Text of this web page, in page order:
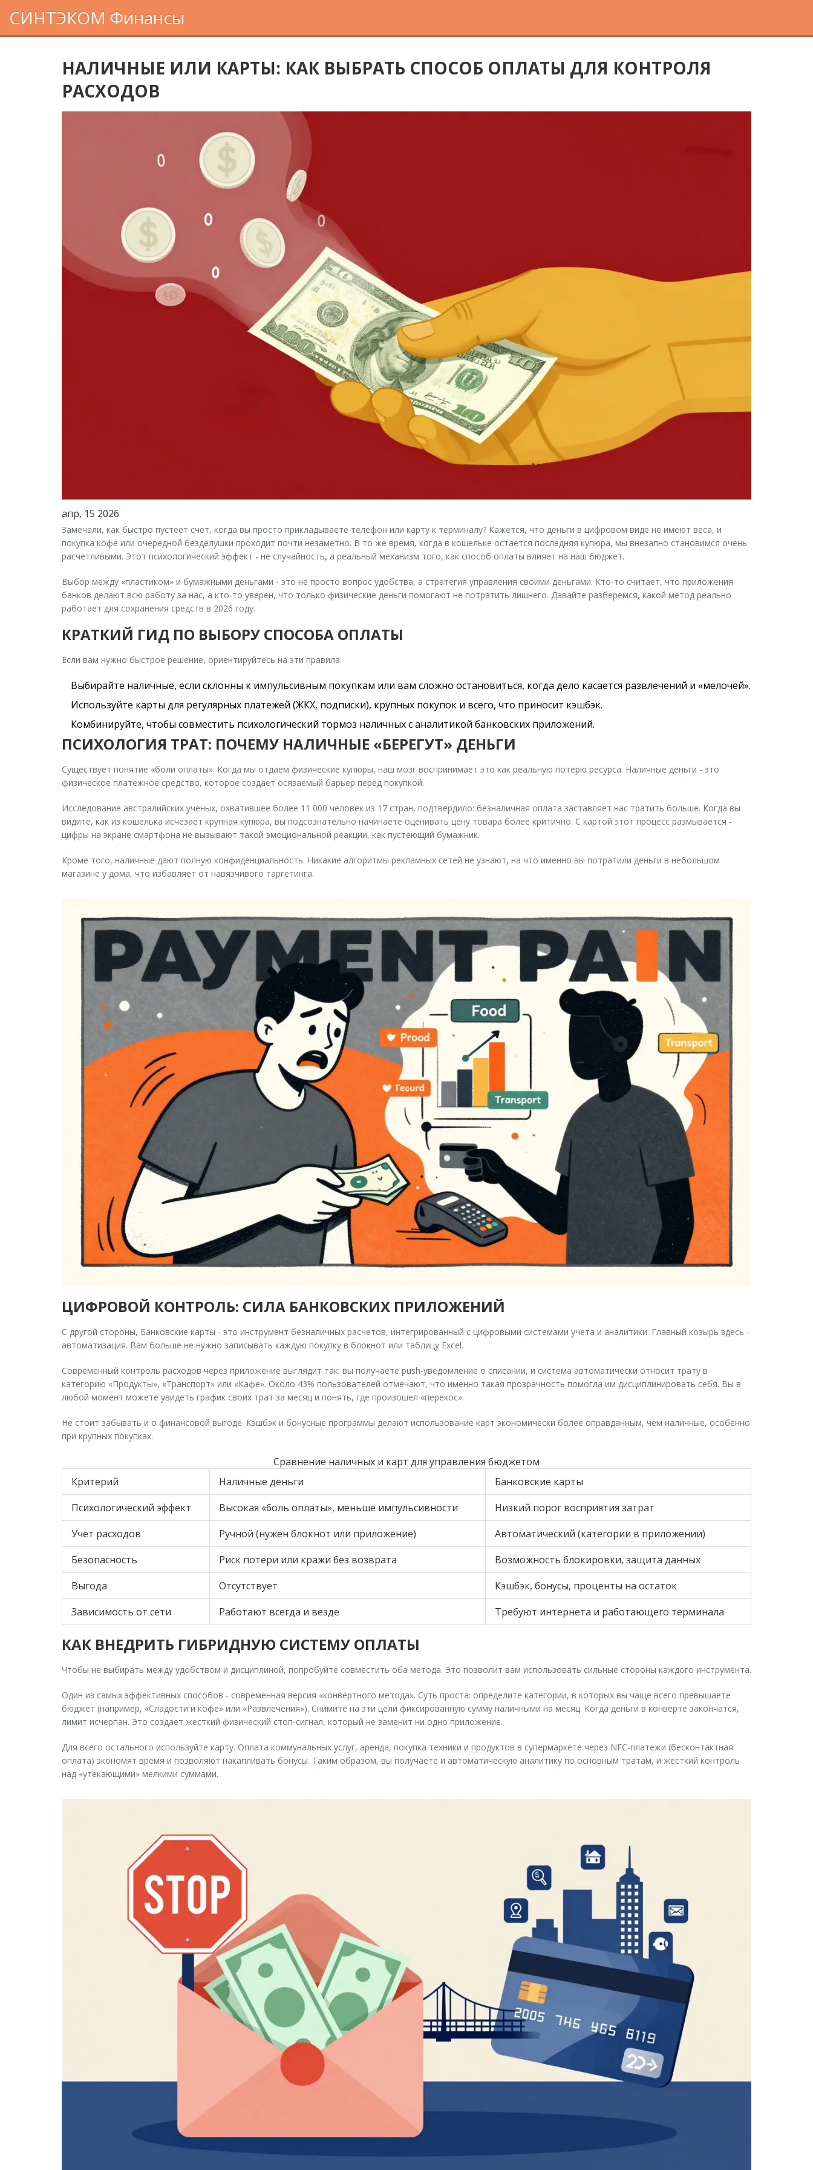
СИНТЭКОМ Финансы
НАЛИЧНЫЕ ИЛИ КАРТЫ: КАК ВЫБРАТЬ СПОСОБ ОПЛАТЫ ДЛЯ КОНТРОЛЯ
РАСХОДОВ
апр, 15 2026
Замечали, как быстро пустеет счет, когда вы просто прикладываете телефон или карту к терминалу? Кажется, что деньги в цифровом виде не имеют веса, и
покупка кофе или очередной безделушки проходит почти незаметно. В то же время, когда в кошельке остается последняя купюра, мы внезапно становимся очень
расчетливыми. Этот психологический эффект - не случайность, а реальный механизм того, как способ оплаты влияет на наш бюджет.
Выбор между «пластиком» и бумажными деньгами - это не просто вопрос удобства, а стратегия управления своими деньгами. Кто-то считает, что приложения
банков делают всю работу за нас, а кто-то уверен, что только физические деньги помогают не потратить лишнего. Давайте разберемся, какой метод реально
работает для сохранения средств в 2026 году.
КРАТКИЙ ГИД ПО ВЫБОРУ СПОСОБА ОПЛАТЫ
Если вам нужно быстрое решение, ориентируйтесь на эти правила:
Выбирайте наличные, если склонны к импульсивным покупкам или вам сложно остановиться, когда дело касается развлечений и «мелочей».
Используйте карты для регулярных платежей (ЖКХ, подписки), крупных покупок и всего, что приносит кэшбэк.
Комбинируйте, чтобы совместить психологический тормоз наличных с аналитикой банковских приложений.
ПСИХОЛОГИЯ ТРАТ: ПОЧЕМУ НАЛИЧНЫЕ «БЕРЕГУТ» ДЕНЬГИ
Существует понятие «боли оплаты». Когда мы отдаем физические купюры, наш мозг воспринимает это как реальную потерю ресурса. Наличные деньги - это
физическое платежное средство, которое создает осязаемый барьер перед покупкой.
Исследование австралийских ученых, охватившее более 11 000 человек из 17 стран, подтвердило: безналичная оплата заставляет нас тратить больше. Когда вы
видите, как из кошелька исчезает крупная купюра, вы подсознательно начинаете оценивать цену товара более критично. С картой этот процесс размывается -
цифры на экране смартфона не вызывают такой эмоциональной реакции, как пустеющий бумажник.
Кроме того, наличные дают полную конфиденциальность. Никакие алгоритмы рекламных сетей не узнают, на что именно вы потратили деньги в небольшом
магазине у дома, что избавляет от навязчивого таргетинга.
ЦИФРОВОЙ КОНТРОЛЬ: СИЛА БАНКОВСКИХ ПРИЛОЖЕНИЙ
С другой стороны, Банковские карты - это инструмент безналичных расчетов, интегрированный с цифровыми системами учета и аналитики. Главный козырь здесь -
автоматизация. Вам больше не нужно записывать каждую покупку в блокнот или таблицу Excel.
Современный контроль расходов через приложение выглядит так: вы получаете push-уведомление о списании, и система автоматически относит трату в
категорию «Продукты», «Транспорт» или «Кафе». Около 43% пользователей отмечают, что именно такая прозрачность помогла им дисциплинировать себя. Вы в
любой момент можете увидеть график своих трат за месяц и понять, где произошел «перекос».
Не стоит забывать и о финансовой выгоде. Кэшбэк и бонусные программы делают использование карт экономически более оправданным, чем наличные, особенно
при крупных покупках.
Сравнение наличных и карт для управления бюджетом
Критерий
Наличные деньги
Банковские карты
Психологический эффект
Высокая «боль оплаты», меньше импульсивности
Низкий порог восприятия затрат
Учет расходов
Ручной (нужен блокнот или приложение)
Автоматический (категории в приложении)
Безопасность
Риск потери или кражи без возврата
Возможность блокировки, защита данных
Выгода
Отсутствует
Кэшбэк, бонусы, проценты на остаток
Зависимость от сети
Работают всегда и везде Требуют интернета и работающего терминала
КАК ВНЕДРИТЬ ГИБРИДНУЮ СИСТЕМУ ОПЛАТЫ
Чтобы не выбирать между удобством и дисциплиной, попробуйте совместить оба метода. Это позволит вам использовать сильные стороны каждого инструмента.
Один из самых эффективных способов - современная версия «конвертного метода». Суть проста: определите категории, в которых вы чаще всего превышаете
бюджет (например, «Сладости и кофе» или «Развлечения»). Снимите на эти цели фиксированную сумму наличными на месяц. Когда деньги в конверте закончатся,
лимит исчерпан. Это создает жесткий физический стоп-сигнал, который не заменит ни одно приложение.
Для всего остального используйте карту. Оплата коммунальных услуг, аренда, покупка техники и продуктов в супермаркете через NFC-платежи (бесконтактная
оплата) экономят время и позволяют накапливать бонусы. Таким образом, вы получаете и автоматическую аналитику по основным тратам, и жесткий контроль
над «утекающими» мелкими суммами.